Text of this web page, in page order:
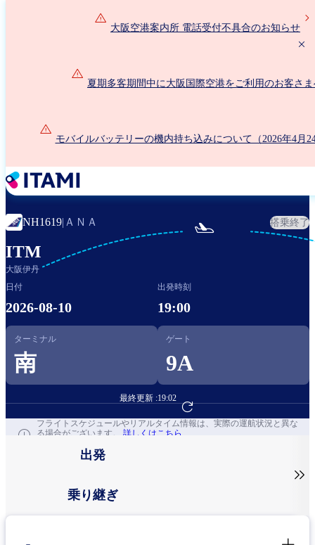
大阪空港案内所 電話受付不具合のお知らせ
夏期多客期間中に大阪国際空港をご利用のお客さ
モバイルバッテリーの機内持ち込みについて（2026年4月
NH1619| ＡＮＡ 搭乗終了
ITM
大阪伊丹

日付
2026-08-10
出発時刻
19:00
ターミナル
南
ゲート
9A
最終更新 :19:02
フライト予約へ
フライトスケジュールやリアルタイム情報は、実際の運航状況と異な
る場合がございます。 詳しくはこちら
出発
乗り継ぎ
